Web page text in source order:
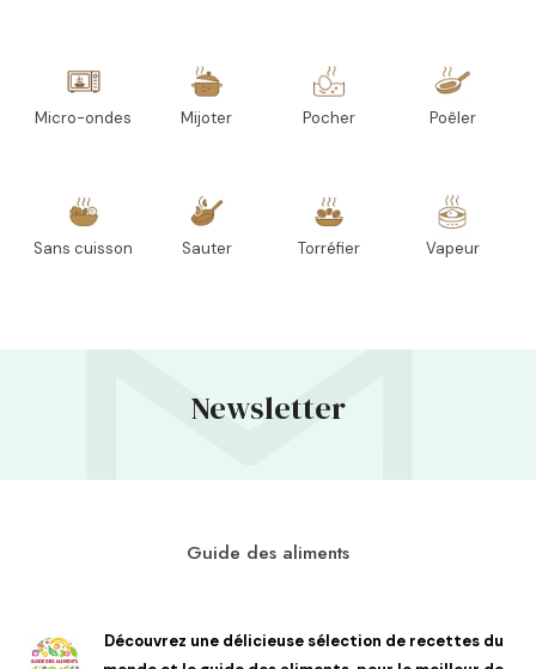
Micro-ondes Mijoter Pocher Poêler
Sans cuisson Sauter Torréfier Vapeur
Newsletter
Guide des aliments
Découvrez une délicieuse sélection de recettes du